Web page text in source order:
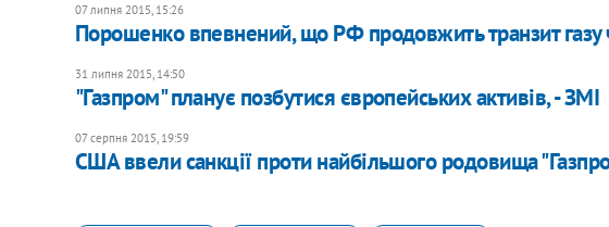
07 липня 2015, 15:26
Порошенко впевнений, що РФ продовжить транзит газу
31 липня 2015, 14:50
"Газпром" планує позбутися європейських активів, - ЗМІ
07 серпня 2015, 19:59
США ввели санкції проти найбільшого родовища